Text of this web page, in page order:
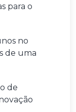
para o
no
de uma
de